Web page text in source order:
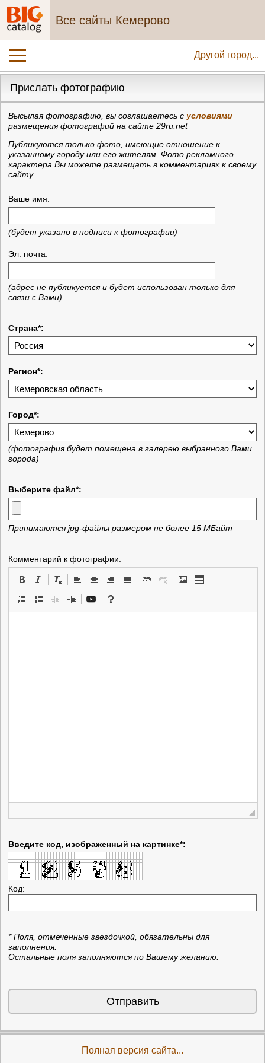
Все сайты Кемерово
Другой город...
Прислать фотографию
Высылая фотографию, вы соглашаетесь с условиями
размещения фотографий на сайте 29ru.net
Публикуются только фото, имеющие отношение к
указанному городу или его жителям. Фото рекламного
характера Вы можете размещать в комментариях к своему
сайту.
Ваше имя:
(будет указано в подписи к фотографии)
Эл. почта:
(адрес не публикуется и будет использован только для
связи с Вами)
Страна*:
Регион*:
Город*:
(фотография будет помещена в галерею выбранного Вами
города)
Выберите файл*:
Принимаются jpg-файлы размером не более 15 МБайт
Комментарий к фотографии:
Введите код, изображенный на картинке*:
Код:
* Поля, отмеченные звездочкой, обязательны для
заполнения.
Остальные поля заполняются по Вашему желанию.
Отправить
Полная версия сайта...